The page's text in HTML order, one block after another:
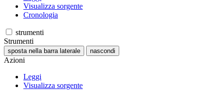
Visualizza sorgente
Cronologia
strumenti
Strumenti
sposta nella barra laterale nascondi
Azioni
Leggi
Visualizza sorgente